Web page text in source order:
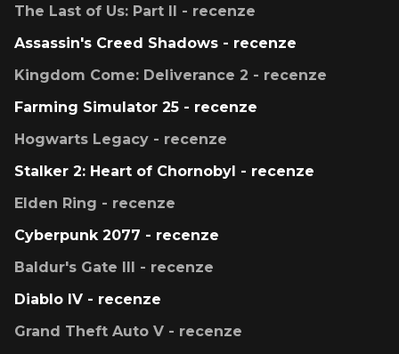
The Last of Us: Part II - recenze
Assassin's Creed Shadows - recenze
Kingdom Come: Deliverance 2 - recenze
Farming Simulator 25 - recenze
Hogwarts Legacy - recenze
Stalker 2: Heart of Chornobyl - recenze
Elden Ring - recenze
Cyberpunk 2077 - recenze
Baldur's Gate III - recenze
Diablo IV - recenze
Grand Theft Auto V - recenze